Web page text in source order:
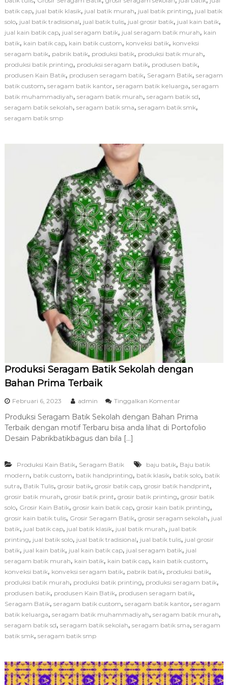
e
r
a
g
m
B
a
t
i
e
a
g
a
i
S
i
m
b
o
l
I
d
e
n
t
i
t
a
s
batik cap, jual batik klasik, jual batik murah, jual batik printing, jual batik
solo, jual batik tradisional, jual batik tulis, jual grosir batik, jual kain batik,
jual kain batik cap, jual seragam batik, jual seragam batik murah, kain
batik, kain batik cap, kain batik custom, konveksi batik, konveksi
seragam batik, pabrik batik, produksi batik, produksi batik murah,
produksi batik printing, produksi seragam batik, produsen batik,
produsen Kain Batik, produsen seragam batik, Seragam Batik, seragam
batik custom, seragam batik kantor, seragam batik keluarga, seragam
batik muhammadiyah, seragam batik murah, seragam batik sd,
seragam batik sekolah, seragam batik sma, seragam batik smk,
seragam batik smp
Produksi Seragam Batik Sekolah dengan
Bahan Prima Terbaik
Februari 6, 2023 admin Tinggalkan Komentarp
d
a
d
u
k
S
e
r
a
g
m
B
a
t
i
k
e
a
h
Produksi Seragam Batik Sekolah dengan Bahan Prima
Terbaik dengan motif Terbaru bisa anda lihat di Portofolio
Desain Pabrikbatikbagus dan bila […]
Produksi Kain Batik, Seragam Batik baju batik, Baju batik
modern, batik custom, batik handprinting, batik klasik, batik solo, batik
sutra, Batik Tulis, grosir batik, grosir batik cap, grosir batik handprint,
grosir batik murah, grosir batik print, grosir batik printing, grosir batik
solo, Grosir Kain Batik, grosir kain batik cap, grosir kain batik printing,
grosir kain batik tulis, Grosir Seragam Batik, grosir seragam sekolah, jual
batik, jual batik cap, jual batik klasik, jual batik murah, jual batik
printing, jual batik solo, jual batik tradisional, jual batik tulis, jual grosir
batik, jual kain batik, jual kain batik cap, jual seragam batik, jual
seragam batik murah, kain batik, kain batik cap, kain batik custom,
konveksi batik, konveksi seragam batik, pabrik batik, produksi batik,
produksi batik murah, produksi batik printing, produksi seragam batik,
produsen batik, produsen Kain Batik, produsen seragam batik,
Seragam Batik, seragam batik custom, seragam batik kantor, seragam
batik keluarga, seragam batik muhammadiyah, seragam batik murah,
seragam batik sd, seragam batik sekolah, seragam batik sma, seragam
batik smk, seragam batik smp